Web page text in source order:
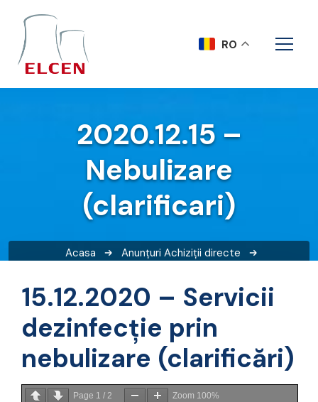
2020.12.15 –
Nebulizare
(clarificari)
Acasa Anunțuri Achiziții directe
15.12.2020 – Servicii
dezinfecție prin
nebulizare (clarificări)
Page 1 / 2 Zoom 100%
RO